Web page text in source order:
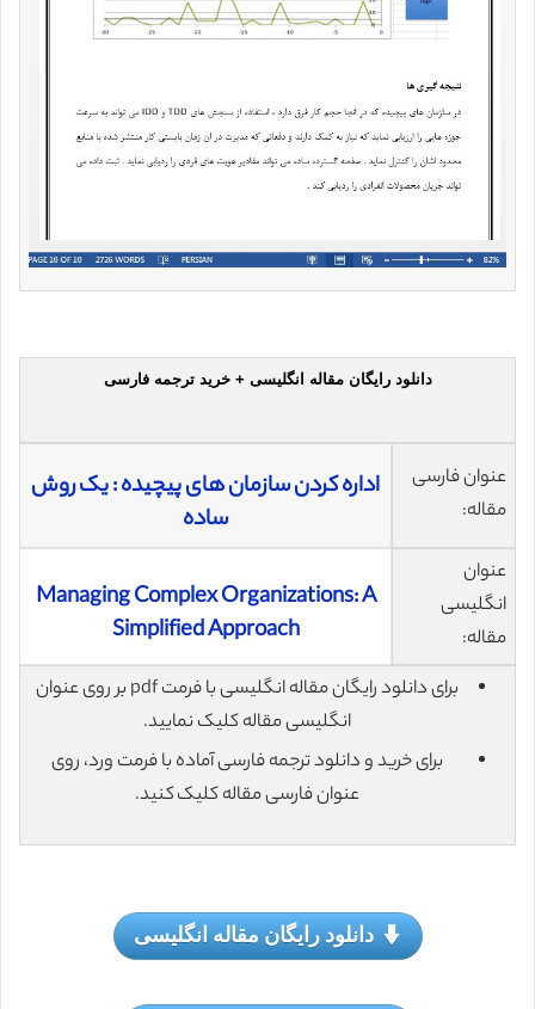
دانلود رایگان مقاله انگلیسی + خرید ترجمه فارسی
عنوان فارسی
مقاله:
اداره کردن سازمان های پیچیده : یک روش
ساده
عنوان
انگلیسی
مقاله:
Managing Complex Organizations: A
Simplified Approach
برای دانلود رایگان مقاله انگلیسی با فرمت pdf بر روی عنوان
انگلیسی مقاله کلیک نمایید.
برای خرید و دانلود ترجمه فارسی آماده با فرمت ورد، روی
عنوان فارسی مقاله کلیک کنید.
دانلود رایگان مقاله انگلیسی